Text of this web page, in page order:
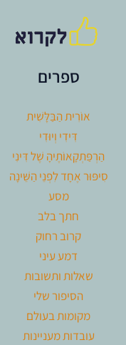
ספרים
אוֹרִית הַבַּלָּשִׁית
דִּידִי וְיוּדִי
הַרְפַּתְקָאוֹתֶיהָ שֶׁל דִּינִי
סִיפּוּר אֶחָד לִפְנֵי הַשֵּׁינָה
מסע
חתך בלב
קרוב רחוק
דמע עיני
שאלות ותשובות
הסיפור שלי
מקומות בעולם
עובדות מעניינות